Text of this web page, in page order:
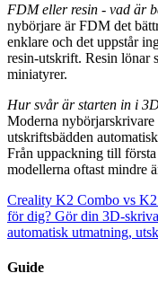
FDM eller resin - vad är
nybörjare är FDM det
enklare och det uppstår
resin-utskrift. Resin lönar
miniatyrer.
Hur svår är starten in i
Moderna
utskriftsbädden
Från uppackning till
modellerna oftast mindre
Creality K2 Combo vs
för dig? Gör din 3D-
automatisk utmatning,
Guide